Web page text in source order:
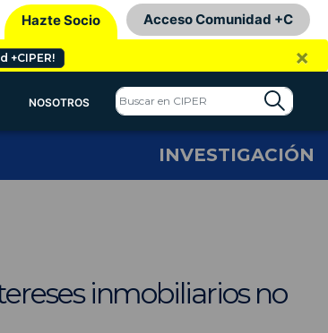
Hazte Socio Acceso Comunidad +C
+CIPER! ×
NOSOTROS
INVESTIGACIÓN
inmobiliarios no